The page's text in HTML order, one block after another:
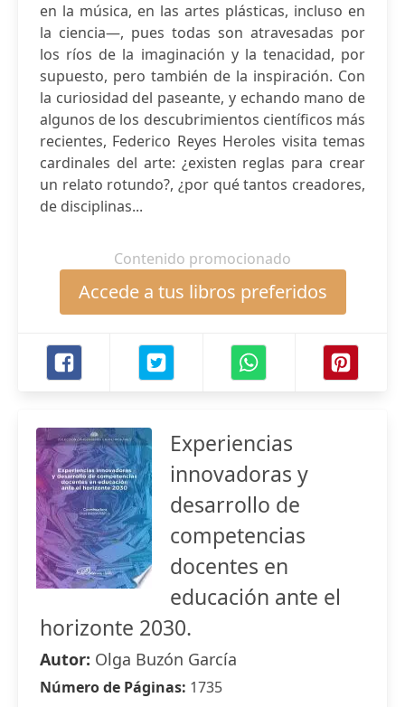
en la música, en las artes plásticas, incluso en
la ciencia—, pues todas son atravesadas por
los ríos de la imaginación y la tenacidad, por
supuesto, pero también de la inspiración. Con
la curiosidad del paseante, y echando mano de
algunos de los descubrimientos científicos más
recientes, Federico Reyes Heroles visita temas
cardinales del arte: ¿existen reglas para crear
un relato rotundo?, ¿por qué tantos creadores,
de disciplinas...
Contenido promocionado
Accede a tus libros preferidos
Experiencias
innovadoras y
desarrollo de
competencias
docentes en
educación ante el
horizonte 2030.
Autor: Olga Buzón García
Número de Páginas: 1735